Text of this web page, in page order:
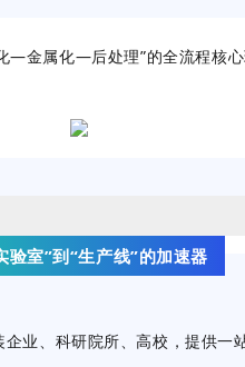
属化—后处理”的全流程核
验室”到“生产线”的加速器
业、科研院所、高校，提供一